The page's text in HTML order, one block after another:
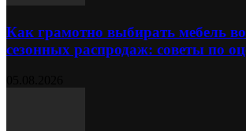
Как грамотно выбирать мебель
сезонных распродаж: советы по